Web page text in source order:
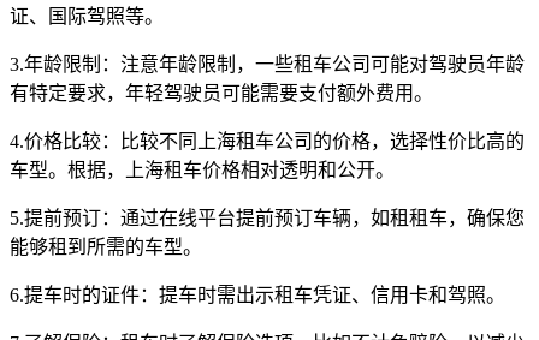
证、国际驾照等。
3.年龄限制：注意年龄限制，一些租车公司可能对驾驶员年龄
有特定要求，年轻驾驶员可能需要支付额外费用。
4.价格比较：比较不同上海租车公司的价格，选择性价比高的
车型。根据，上海租车价格相对透明和公开。
5.提前预订：通过在线平台提前预订车辆，如租租车，确保您
能够租到所需的车型。
6.提车时的证件：提车时需出示租车凭证、信用卡和驾照。